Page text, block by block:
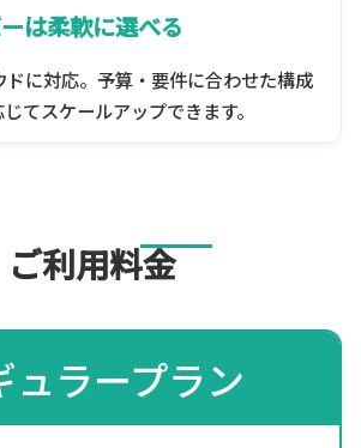
は柔軟に選べる
ドに対応。予算・要件に合わせた構成
てスケールアップできます。
ご利用料金
ュラープラン